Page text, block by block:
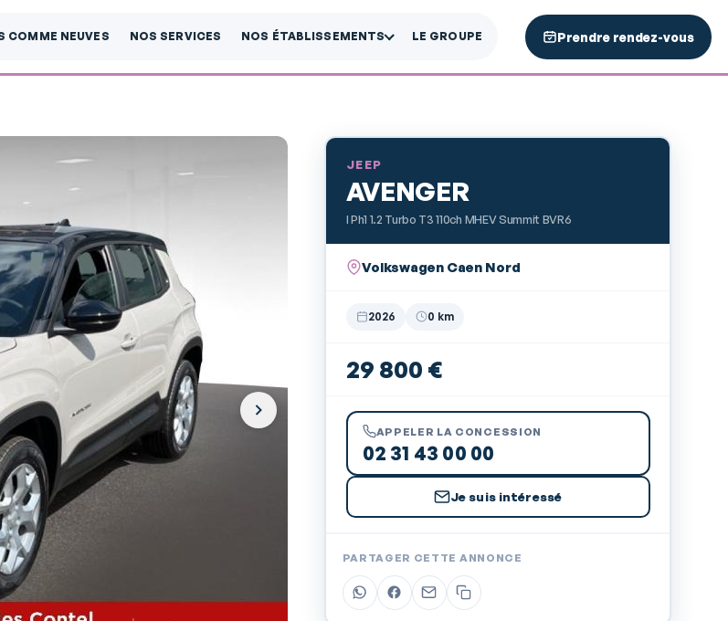
COMME NEUVES NOS SERVICES NOS ÉTABLISSEMENTS LE GROUPE Prendre rendez-vous
JEEP
AVENGER
I Ph1 1.2 Turbo T3 110ch MHEV Summit BVR6
Volkswagen Caen Nord
2026 0 km
29 800 €
APPELER LA CONCESSION
02 31 43 00 00
Je suis intéressé
PARTAGER CETTE ANNONCE